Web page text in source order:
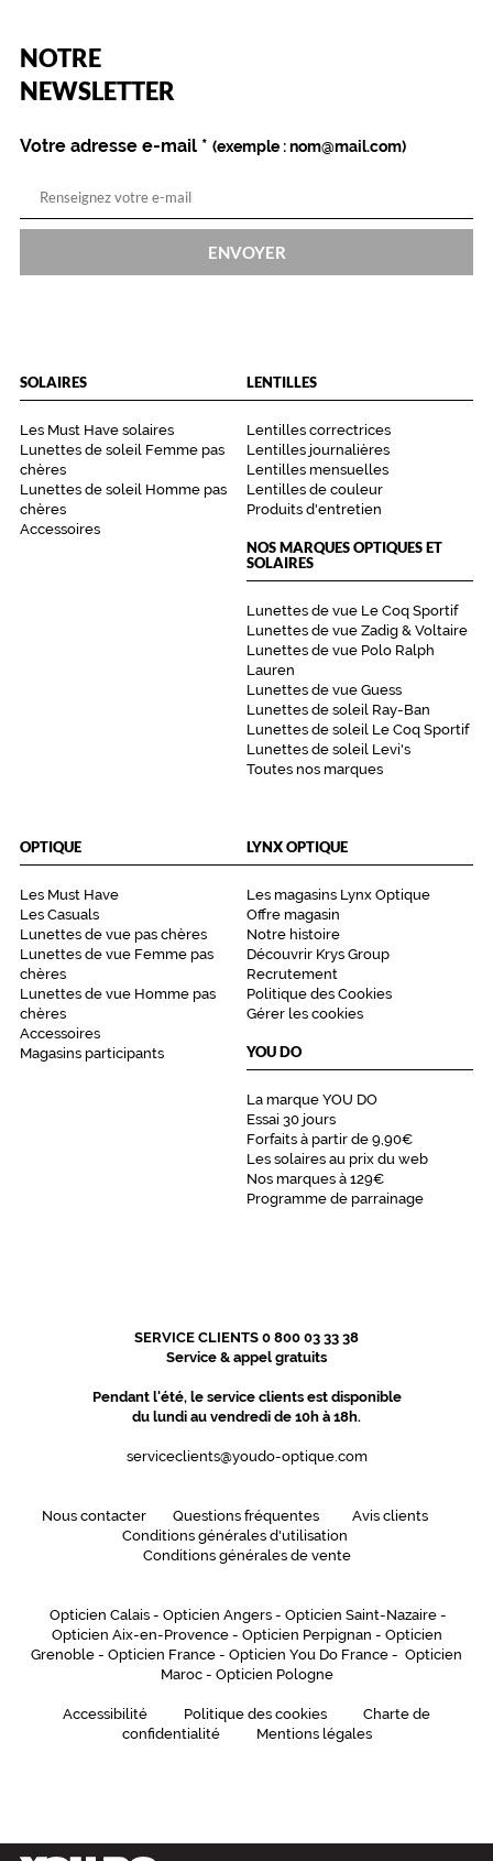
NOTRE
NEWSLETTER
Name
Votre adresse e-mail *
(Ce
champ
est
obligatoire)
(exemple : nom@mail.com)
ENVOYER
SOLAIRES
Les Must Have solaires
Lunettes de soleil Femme pas
chères
Lunettes de soleil Homme pas
chères
Accessoires
LENTILLES
Lentilles correctrices
Lentilles journalières
Lentilles mensuelles
Lentilles de couleur
Produits d'entretien
NOS MARQUES OPTIQUES ET
SOLAIRES
Lunettes de vue Le Coq Sportif
Lunettes de vue Zadig & Voltaire
Lunettes de vue Polo Ralph
Lauren
Lunettes de vue Guess
Lunettes de soleil Ray-Ban
Lunettes de soleil Le Coq Sportif
Lunettes de soleil Levi's
Toutes nos marques
OPTIQUE
Les Must Have
Les Casuals
Lunettes de vue pas chères
Lunettes de vue Femme pas
chères
Lunettes de vue Homme pas
chères
Accessoires
Magasins participants
LYNX OPTIQUE
Les magasins Lynx Optique
Offre magasin
Notre histoire
Découvrir Krys Group
Recrutement
Politique des Cookies
Gérer les cookies
YOU DO
La marque YOU DO
Essai 30 jours
Forfaits à partir de 9,90€
Les solaires au prix du web
Nos marques à 129€
Programme de parrainage
SERVICE CLIENTS 0 800 03 33 38
Service & appel gratuits
Pendant l'été, le service clients est disponible
du lundi au vendredi de 10h à 18h.
serviceclients@youdo-optique.com
Nous contacter Questions fréquentes
Avis clients
Conditions générales d'utilisation
Conditions générales de vente
Opticien Calais - Opticien Angers - Opticien Saint-Nazaire -
Opticien Aix-en-Provence- Opticien Perpignan - Opticien
Grenoble - Opticien France - Opticien You Do France - Opticien
Maroc- Opticien Pologne
Accessibilité Politique des cookies
Charte de
confidentialité
Mentions légales